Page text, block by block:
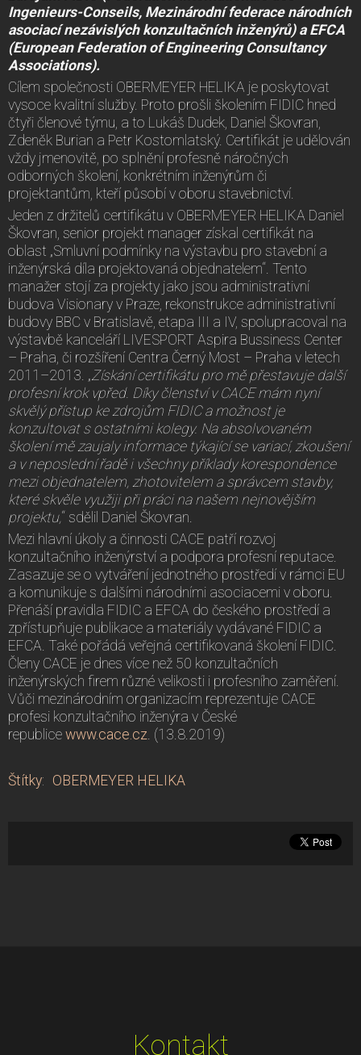
Ingenieurs-Conseils, Mezinárodní federace národních
asociací nezávislých konzultačních inženýrů) a EFCA
(European Federation of Engineering Consultancy
Associations).
Cílem společnosti OBERMEYER HELIKA je poskytovat
vysoce kvalitní služby. Proto prošli školením FIDIC hned
čtyři členové týmu, a to Lukáš Dudek, Daniel Škovran,
Zdeněk Burian a Petr Kostomlatský. Certifikát je udělován
vždy jmenovitě, po splnění profesně náročných
odborných školení, konkrétním inženýrům či
projektantům, kteří působí v oboru stavebnictví.
Jeden z držitelů certifikátu v OBERMEYER HELIKA Daniel
Škovran, senior projekt manager získal certifikát na
oblast „Smluvní podmínky na výstavbu pro stavební a
inženýrská díla projektovaná objednatelem“. Tento
manažer stojí za projekty jako jsou administrativní
budova Visionary v Praze, rekonstrukce administrativní
budovy BBC v Bratislavě, etapa III a IV, spolupracoval na
výstavbě kanceláří LIVESPORT Aspira Bussiness Center
– Praha, či rozšíření Centra Černý Most – Praha v letech
2011–2013. „Získání certifikátu pro mě přestavuje další
profesní krok vpřed. Díky členství v CACE mám nyní
skvělý přístup ke zdrojům FIDIC a možnost je
konzultovat s ostatními kolegy. Na absolvovaném
školení mě zaujaly informace týkající se variací, zkoušení
a v neposlední řadě i všechny příklady korespondence
mezi objednatelem, zhotovitelem a správcem stavby,
které skvěle využiji při práci na našem nejnovějším
projektu,“ sdělil Daniel Škovran.
Mezi hlavní úkoly a činnosti CACE patří rozvoj
konzultačního inženýrství a podpora profesní reputace.
Zasazuje se o vytváření jednotného prostředí v rámci EU
a komunikuje s dalšími národními asociacemi v oboru.
Přenáší pravidla FIDIC a EFCA do českého prostředí a
zpřístupňuje publikace a materiály vydávané FIDIC a
EFCA. Také pořádá veřejná certifikovaná školení FIDIC.
Členy CACE je dnes více než 50 konzultačních
inženýrských firem různé velikosti i profesního zaměření.
Vůči mezinárodním organizacím reprezentuje CACE
profesi konzultačního inženýra v České
republice www.cace.cz . (13.8.2019)
Štítky: OBERMEYER HELIKA
Kontakt